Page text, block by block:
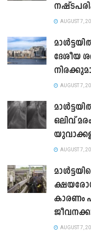
AUGUST 7,
ദേശീയ
AUGUST 7,
ഒലിവ്
AUGUST 7,
കാരണം
AUGUST 7,